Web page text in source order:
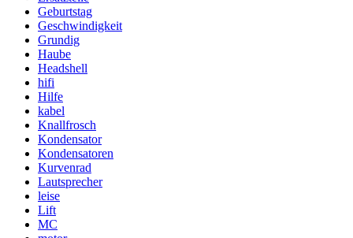
Geburtstag
Geschwindigkeit
Grundig
Haube
Headshell
hifi
Hilfe
kabel
Knallfrosch
Kondensator
Kondensatoren
Kurvenrad
Lautsprecher
leise
Lift
MC